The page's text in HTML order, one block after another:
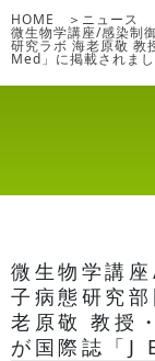
HOME ニュース
微生物学講座/感染制
研究ラボ 海老原敬 教
Med」に掲載されま
微生物学講
子病態研究
老原敬 教授
が国際誌「J